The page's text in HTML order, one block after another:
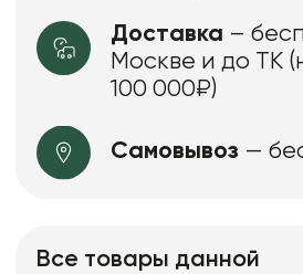
Доставка –
Москве и до ТК
100 000₽)
Самовывоз —
Все товары данной